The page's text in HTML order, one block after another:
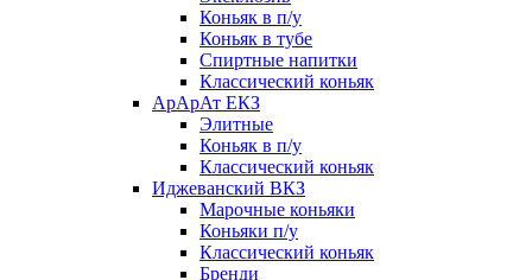
Коньяк в п/у
Коньяк в тубе
Спиртные напитки
Классический коньяк
АрАрАт ЕКЗ
Элитные
Коньяк в п/у
Классический коньяк
Иджеванский ВКЗ
Марочные коньяки
Коньяки п/у
Классический коньяк
Бренди